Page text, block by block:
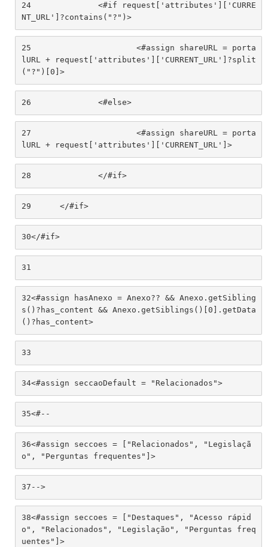
24
		<#if request['attributes']['CURRE
NT_URL']?contains("?")>
25
lURL + request['attributes']['CURRENT_URL']?split
("?")[0]>
26
		<#else>
27
lURL + request['attributes']['CURRENT_URL']>
28
		</#if>
29
	</#if>
30</#if>
31
32<#assign hasAnexo = Anexo?? && Anexo.getSibling
s()?has_content && Anexo.getSiblings()[0].getData
()?has_content>
33
34<#assign seccaoDefault = "Relacionados">
35<#--
36<#assign seccoes = ["Relacionados", "Legislaçã
o", "Perguntas frequentes"]>
37 -->
38<#assign seccoes = ["Destaques", "Acesso rápid
o", "Relacionados", "Legislação", "Perguntas freq
uentes"]>